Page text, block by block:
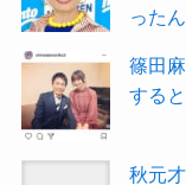
った
篠田
する
秋元